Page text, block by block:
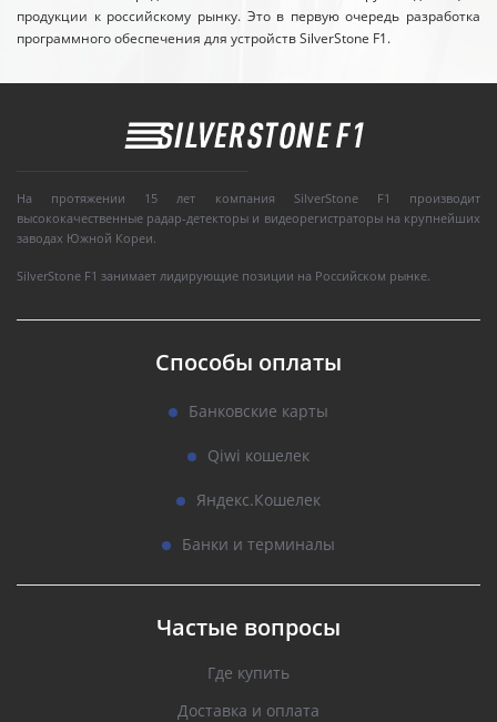
продукции к российскому рынку. Это в первую очередь разработка
программного обеспечения для устройств SilverStone F1.
На протяжении 15 лет компания SilverStone F1 производит
высококачественные радар-детекторы и видеорегистраторы на крупнейших
заводах Южной Кореи.
SilverStone F1 занимает лидирующие позиции на Российском рынке.
Способы оплаты
Банковские карты
Qiwi кошелек
Яндекс.Кошелек
Банки и терминалы
Частые вопросы
Где купить
Доставка и оплата